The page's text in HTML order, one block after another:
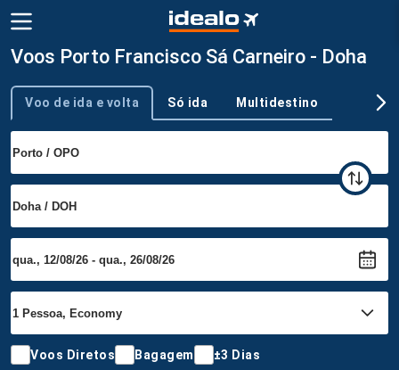
Voos Porto Francisco Sá Carneiro - Doha
Tipo de viagem
Voo de ida e volta Só ida Multidestino
Voos Diretos Bagagem ±3 Dias